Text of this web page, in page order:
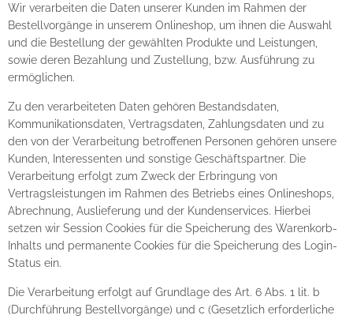
Wir verarbeiten die Daten unserer Kunden im Rahmen der
Bestellvorgänge in unserem Onlineshop, um ihnen die Auswahl
und die Bestellung der gewählten Produkte und Leistungen,
sowie deren Bezahlung und Zustellung, bzw. Ausführung zu
ermöglichen.
Zu den verarbeiteten Daten gehören Bestandsdaten,
Kommunikationsdaten, Vertragsdaten, Zahlungsdaten und zu
den von der Verarbeitung betroffenen Personen gehören unsere
Kunden, Interessenten und sonstige Geschäftspartner. Die
Verarbeitung erfolgt zum Zweck der Erbringung von
Vertragsleistungen im Rahmen des Betriebs eines Onlineshops,
Abrechnung, Auslieferung und der Kundenservices. Hierbei
setzen wir Session Cookies für die Speicherung des Warenkorb-
Inhalts und permanente Cookies für die Speicherung des Login-
Status ein.
Die Verarbeitung erfolgt auf Grundlage des Art. 6 Abs. 1 lit. b
(Durchführung Bestellvorgänge) und c (Gesetzlich erforderliche